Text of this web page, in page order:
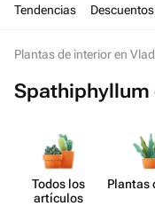
Tendencias Descuentos
Plantas de interior en
Spathiphyllum
Todos los
artículos
Plantas